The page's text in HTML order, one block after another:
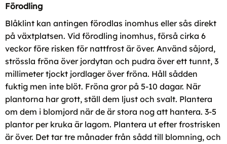
Förodling
Blåklint kan antingen förodlas inomhus eller sås direkt
på växtplatsen. Vid förodling inomhus, förså cirka 6
veckor före risken för nattfrost är över. Använd såjord,
strössla fröna över jordytan och pudra över ett tunnt, 3
millimeter tjockt jordlager över fröna. Håll sådden
fuktig men inte blöt. Fröna gror på 5-10 dagar. När
plantorna har grott, ställ dem ljust och svalt. Plantera
om dem i blomjord när de är stora nog att hantera. 3-5
plantor per kruka är lagom. Plantera ut efter frostrisken
är över. Det tar tre månader från sådd till blomning, och